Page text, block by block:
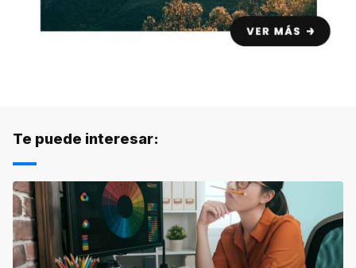
Te puede interesar: